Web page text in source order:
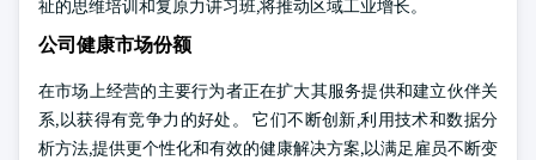
祉的思维培训和复原力讲习班,将推动区域工业增长。
公司健康市场份额
在市场上经营的主要行为者正在扩大其服务提供和建立伙伴关
系,以获得有竞争力的好处。 它们不断创新,利用技术和数据分
析方法,提供更个性化和有效的健康解决方案,以满足雇员不断变